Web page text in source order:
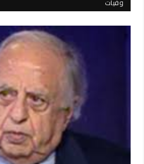
وفيات